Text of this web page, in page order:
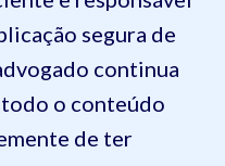
segura de
continua
o conteúdo
de ter